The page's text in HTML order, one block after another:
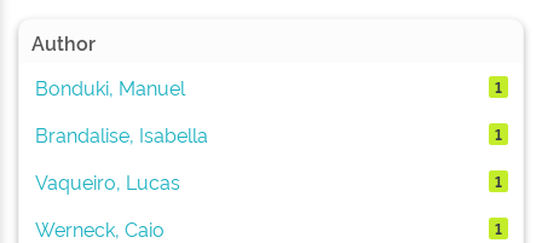
Author
Bonduki, Manuel
1
Brandalise, Isabella 1
Vaqueiro, Lucas 1
Werneck, Caio 1